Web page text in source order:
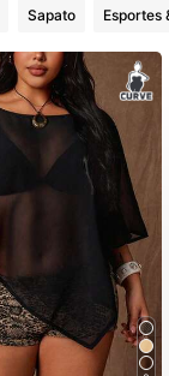
Sapato Esportes